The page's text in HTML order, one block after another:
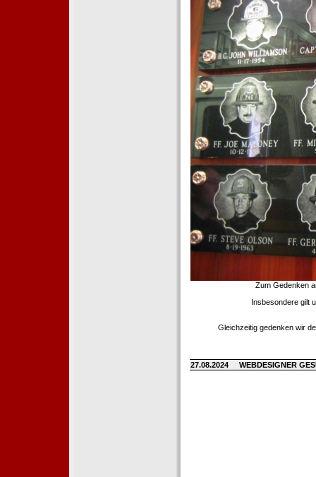
Zum Gedenken
Insbesondere gilt
Gleichzeitig gedenken wir
27.08.2024 WEBDESIGNER